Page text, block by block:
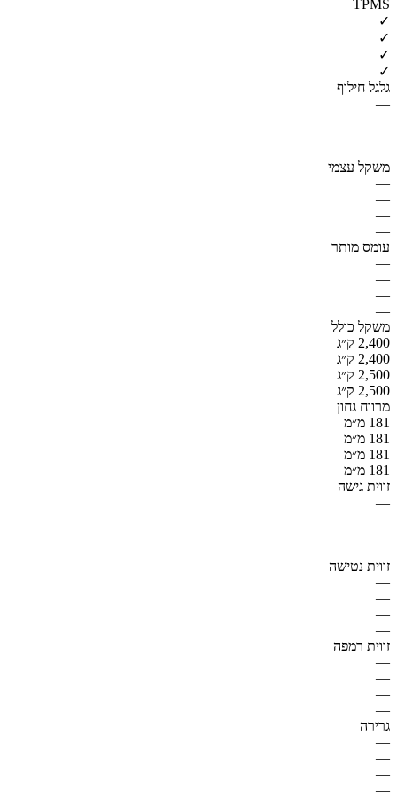
TPMS
✓
✓
✓
✓
גלגל חילוף
—
—
—
—
משקל עצמי
—
—
—
—
עומס מותר
—
—
—
—
משקל כולל
2,400 ק״ג
2,400 ק״ג
2,500 ק״ג
2,500 ק״ג
מרווח גחון
181 מ״מ
181 מ״מ
181 מ״מ
181 מ״מ
זווית גישה
—
—
—
—
זווית נטישה
—
—
—
—
זווית רמפה
—
—
—
—
גרירה
—
—
—
—